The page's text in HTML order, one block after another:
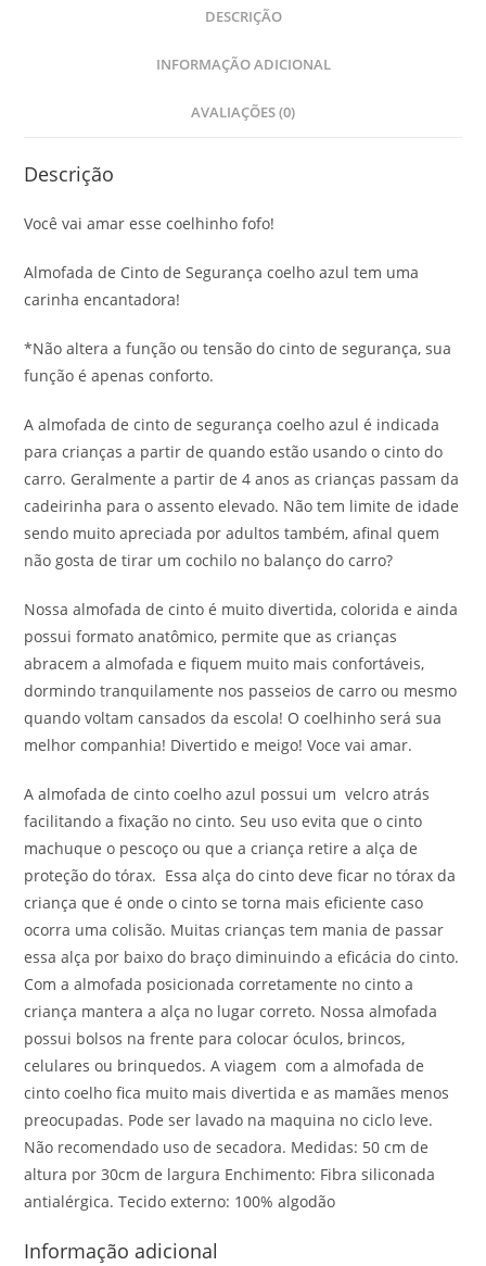
DESCRIÇÃO
INFORMAÇÃO ADICIONAL
AVALIAÇÕES (0)
Descrição
Você vai amar esse coelhinho fofo!
Almofada de Cinto de Segurança coelho azul tem uma
carinha encantadora!
*Não altera a função ou tensão do cinto de segurança, sua
função é apenas conforto.
A almofada de cinto de segurança coelho azul é indicada
para crianças a partir de quando estão usando o cinto do
carro. Geralmente a partir de 4 anos as crianças passam da
cadeirinha para o assento elevado. Não tem limite de idade
sendo muito apreciada por adultos também, afinal quem
não gosta de tirar um cochilo no balanço do carro?
Nossa almofada de cinto é muito divertida, colorida e ainda
possui formato anatômico, permite que as crianças
abracem a almofada e fiquem muito mais confortáveis,
dormindo tranquilamente nos passeios de carro ou mesmo
quando voltam cansados da escola! O coelhinho será sua
melhor companhia! Divertido e meigo! Voce vai amar.
A almofada de cinto coelho azul possui um velcro atrás
facilitando a fixação no cinto. Seu uso evita que o cinto
machuque o pescoço ou que a criança retire a alça de
proteção do tórax. Essa alça do cinto deve ficar no tórax da
criança que é onde o cinto se torna mais eficiente caso
ocorra uma colisão. Muitas crianças tem mania de passar
essa alça por baixo do braço diminuindo a eficácia do cinto.
Com a almofada posicionada corretamente no cinto a
criança mantera a alça no lugar correto. Nossa almofada
possui bolsos na frente para colocar óculos, brincos,
celulares ou brinquedos. A viagem com a almofada de
cinto coelho fica muito mais divertida e as mamães menos
preocupadas. Pode ser lavado na maquina no ciclo leve.
Não recomendado uso de secadora. Medidas: 50 cm de
altura por 30cm de largura Enchimento: Fibra siliconada
antialérgica. Tecido externo: 100% algodão
Informação adicional